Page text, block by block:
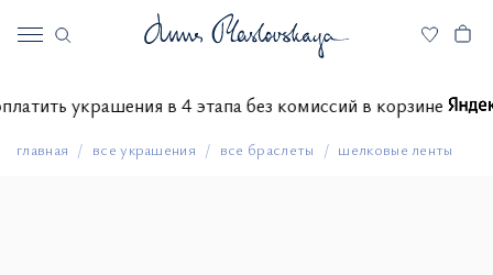
оплатить украшения в 4 этапа без комиссий в корзине
главная все украшения все браслеты шелковые ленты